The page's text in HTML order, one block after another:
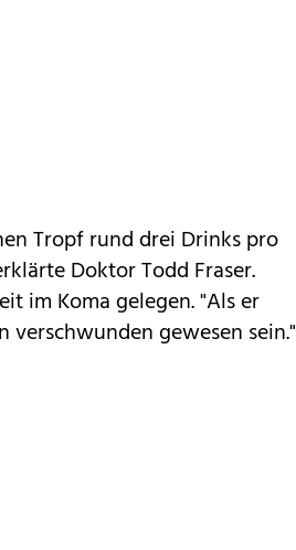
Tropf rund drei Drinks pro
Doktor Todd Fraser.
im Koma gelegen. "Als er
gewesen sein."